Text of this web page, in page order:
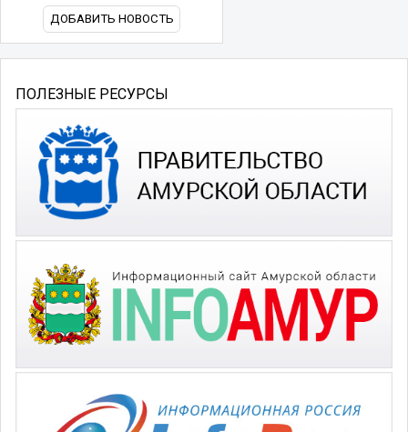
ДОБАВИТЬ НОВОСТЬ
ПОЛЕЗНЫЕ РЕСУРСЫ